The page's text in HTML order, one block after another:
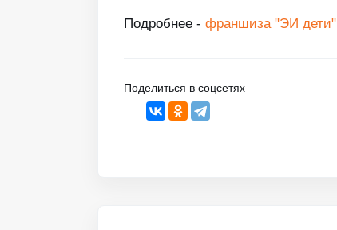
Подробнее - франшиза "ЭИ дети"
Поделиться в соцсетях